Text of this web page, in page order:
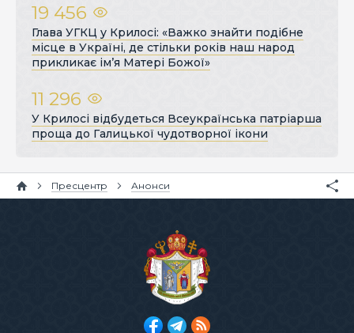
19 456
Глава УГКЦ у Крилосі: «Важко знайти подібне
місце в Україні, де стільки років наш народ
прикликає ім’я Матері Божої»
11 296
У Крилосі відбудеться Всеукраїнська патріарша
проща до Галицької чудотворної ікони
Пресцентр Анонси